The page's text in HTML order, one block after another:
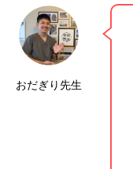
おだぎり先生